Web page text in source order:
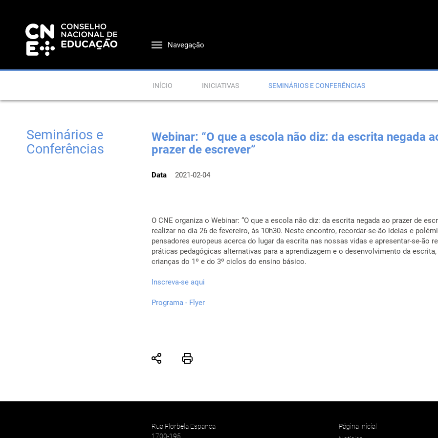
Navegação
INÍCIO INICIATIVAS SEMINÁRIOS E CONFERÊNCIAS
Seminários e
Conferências
Webinar: “O que a escola não diz: da escrita negada
prazer de escrever”
Data 2021-02-04
O CNE organiza o Webinar: “O que a escola não diz: da escrita negada ao prazer de
realizar no dia 26 de fevereiro, às 10h30. Neste encontro, recordar-se-ão ideias e
pensadores europeus acerca do lugar da escrita nas nossas vidas e apresentar-se-ão
práticas pedagógicas alternativas para a aprendizagem e o desenvolvimento da
crianças do 1º e do 3º ciclos do ensino básico.
Inscreva-se aqui
Programa - Flyer
Rua Florbela Espanca
1700-195
Página inicial